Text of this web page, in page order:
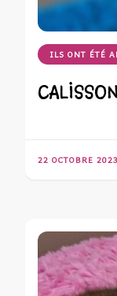
ILS ONT ÉTÉ
22 OCTOBRE 2023